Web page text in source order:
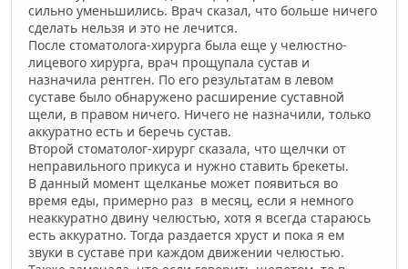
сильно уменьшились. Врач сказал, что больше ничего
сделать нельзя и это не лечится.
После стоматолога-хирурга была еще у челюстно-
лицевого хирурга, врач прощупала сустав и
назначила рентген. По его результатам в левом
суставе было обнаружено расширение суставной
щели, в правом ничего. Ничего не назначили, только
аккуратно есть и беречь сустав.
Второй стоматолог-хирург сказала, что щелчки от
неправильного прикуса и нужно ставить брекеты.
В данный момент щелканье может появиться во
время еды, примерно раз в месяц, если я немного
неаккуратно двину челюстью, хотя я всегда стараюсь
есть аккуратно. Тогда раздается хруст и пока я ем
звуки в суставе при каждом движении челюстью.